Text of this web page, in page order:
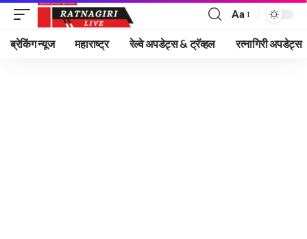
Font
Resizer
Aa
ब्रेकिंग न्यूज महाराष्ट्र रेल्वे अपडेट्स & ट्रॅव्हल रत्नागिरी अपडेट्स